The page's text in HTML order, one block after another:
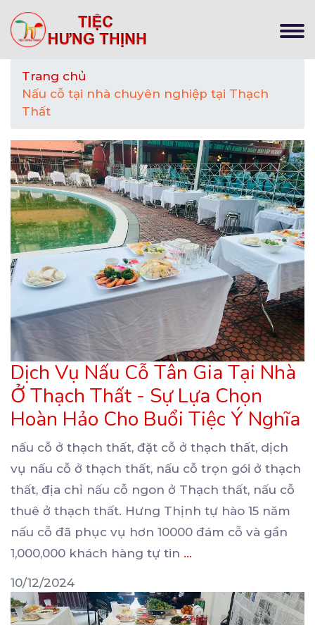
Trang chủ
Nấu cỗ tại nhà chuyên nghiệp tại Thạch
Thất
Dịch Vụ Nấu Cỗ Tân Gia Tại Nhà
Ở Thạch Thất - Sự Lựa Chọn
Hoàn Hảo Cho Buổi Tiệc Ý Nghĩa
nấu cỗ ở thạch thất, đặt cỗ ở thạch thất, dịch
vụ nấu cỗ ở thạch thất, nấu cỗ trọn gói ở thạch
thất, địa chỉ nấu cỗ ngon ở Thạch thất, nấu cỗ
thuê ở thạch thất. Hưng Thịnh tự hào 15 năm
nấu cỗ đã phục vụ hơn 10000 đám cỗ và gần
1,000,000 khách hàng tự tin ...
10/12/2024